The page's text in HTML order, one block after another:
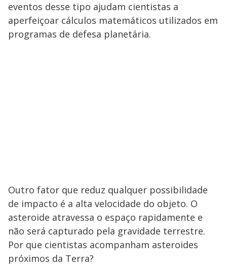
eventos desse tipo ajudam cientistas a
aperfeiçoar cálculos matemáticos utilizados em
programas de defesa planetária.
Outro fator que reduz qualquer possibilidade
de impacto é a alta velocidade do objeto. O
asteroide atravessa o espaço rapidamente e
não será capturado pela gravidade terrestre.
Por que cientistas acompanham asteroides
próximos da Terra?